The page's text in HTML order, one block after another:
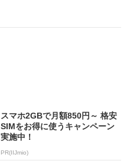
スマホ2GBで月額850円～ 格安
SIMをお得に使うキャンペーン
実施中！
PR(IIJmio)